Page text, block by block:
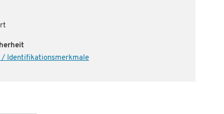
Identifikationsmerkmale